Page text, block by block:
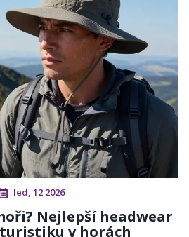
led, 12 2026
Nejlepší headwear
v horách